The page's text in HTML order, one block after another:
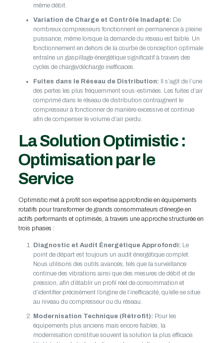
même débit.
Variation de Charge et Contrôle Inadapté: De
nombreux compresseurs fonctionnent en permanence à pleine
puissance, même lorsque la demande du réseau est faible. Un
fonctionnement en dehors de la courbe de conception optimale
entraîne un gaspillage énergétique significatif à travers des
cycles de charge/décharge inefficaces.
Fuites dans le Réseau de Distribution:
Il s’agit de l’une
des pertes les plus fréquemment sous-estimées. Les fuites d’air
comprimé dans le réseau de distribution contraignent le
compresseur à fonctionner de manière excessive et continue
afin de compenser le volume d’air perdu.
La Solution Optimistic :
Optimisation par le
Service
Optimistic met à profit son expertise approfondie en équipements
rotatifs pour transformer de grands consommateurs d’énergie en
actifs performants et optimisés, à travers une approche structurée en
trois phases :
Diagnostic et Audit Énergétique Approfondi: Le
point de départ est toujours un audit énergétique complet.
Nous utilisons des outils avancés, tels que la surveillance
continue des vibrations ainsi que des mesures de débit et de
pression, afin d’établir un profil réel de consommation et
d’identifier précisément l’origine de l’inefficacité, qu’elle se situe
au niveau du compresseur ou du réseau.
Modernisation Technique (Rétrofit): Pour les
équipements plus anciens mais encore fiables, la
modernisation constitue souvent la solution la plus efficace.